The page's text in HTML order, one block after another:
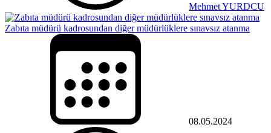
Mehmet YURDCU
Zabıta müdürü kadrosundan diğer müdürlüklere sınavsız atanma
08.05.2024